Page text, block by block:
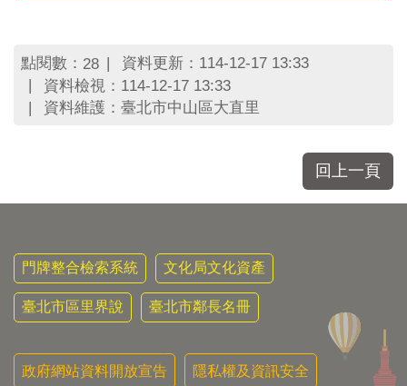
點閱數： 28
資料更新：114-12-17 13:33
資料檢視：114-12-17 13:33
資料維護：臺北市中山區大直里
回上一頁
門牌整合檢索系統 文化局文化資產
臺北市區里界說 臺北市鄰長名冊
政府網站資料開放宣告 隱私權及資訊安全